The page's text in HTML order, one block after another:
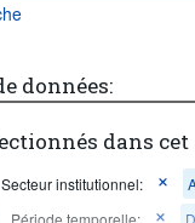
données:
dans cet
Secteur institutionnel:
Période temporelle: